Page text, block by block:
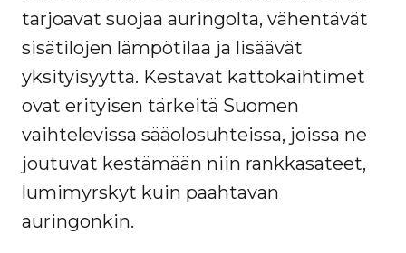
tarjoavat suojaa auringolta, vähentävät
sisätilojen lämpötilaa ja lisäävät
yksityisyyttä. Kestävät kattokaihtimet
ovat erityisen tärkeitä Suomen
vaihtelevissa sääolosuhteissa, joissa ne
joutuvat kestämään niin rankkasateet,
lumimyrskyt kuin paahtavan
auringonkin.